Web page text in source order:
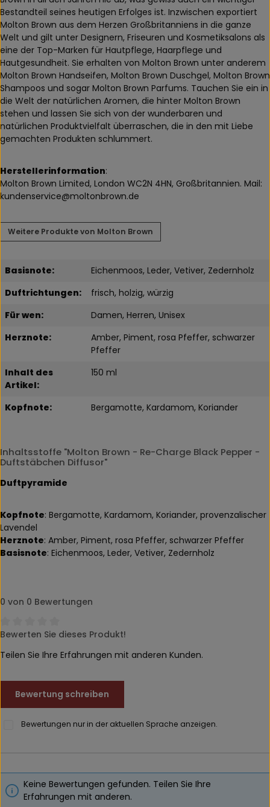
Bestandteil seines heutigen Erfolges ist. Inzwischen exportiert
Molton Brown aus dem Herzen Großbritanniens in die ganze
Welt und gilt unter Designern, Friseuren und Kosmetiksalons als
eine der Top-Marken für Hautpflege, Haarpflege und
Hautgesundheit. Sie erhalten von Molton Brown unter anderem
Molton Brown Handseifen, Molton Brown Duschgel, Molton Brown
Shampoos und sogar Molton Brown Parfums. Tauchen Sie ein in
die Welt der natürlichen Aromen, die hinter Molton Brown
stehen und lassen Sie sich von der wunderbaren und
natürlichen Produktvielfalt überraschen, die in den mit Liebe
gemachten Produkten schlummert.
Herstellerinformation:
Molton Brown Limited, London WC2N 4HN, Großbritannien. Mail:
kundenservice@moltonbrown.de
Weitere Produkte von Molton Brown
Basisnote:
Eichenmoos, Leder, Vetiver, Zedernholz
Duftrichtungen:
frisch, holzig, würzig
Für wen:
Damen, Herren, Unisex
Herznote:
Amber, Piment, rosa Pfeffer, schwarzer
Pfeffer
Inhalt des
Artikel:
150 ml
Kopfnote: Bergamotte, Kardamom, Koriander
Inhaltsstoffe "Molton Brown - Re-Charge Black Pepper -
Duftstäbchen Diffusor"
Duftpyramide
Kopfnote: Bergamotte, Kardamom, Koriander, provenzalischer
Lavendel
Herznote: Amber, Piment, rosa Pfeffer, schwarzer Pfeffer
Basisnote: Eichenmoos, Leder, Vetiver, Zedernholz
0 von 0 Bewertungen
Durchschnittliche Bewertung von 0 von 5 Sternen
Bewerten Sie dieses Produkt!
Teilen Sie Ihre Erfahrungen mit anderen Kunden.
Bewertung schreiben
Bewertungen nur in der aktuellen Sprache anzeigen.
Keine Bewertungen gefunden. Teilen Sie Ihre
Erfahrungen mit anderen.